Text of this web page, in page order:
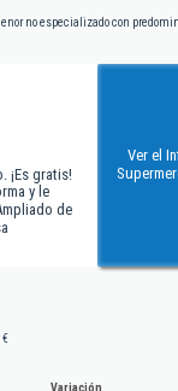
no especializado con
¡Es gratis!
y le
de
Ver el
€